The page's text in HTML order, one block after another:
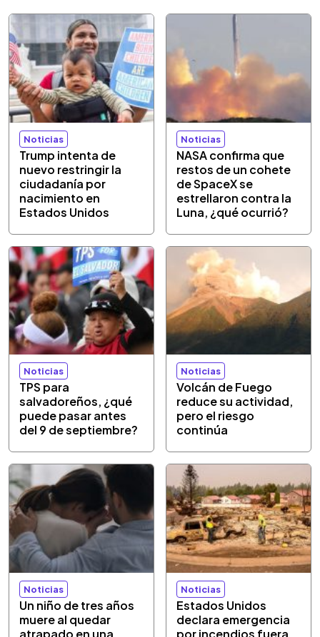
Noticias
Trump intenta de
nuevo restringir la
ciudadanía por
nacimiento en
Estados Unidos
Noticias
NASA confirma que
restos de un cohete
de SpaceX se
estrellaron contra la
Luna, ¿qué ocurrió?
Noticias
TPS para
salvadoreños, ¿qué
puede pasar antes
del 9 de septiembre?
Noticias
Volcán de Fuego
reduce su actividad,
pero el riesgo
continúa
Noticias
Un niño de tres años
muere al quedar
atrapado en una
Noticias
Estados Unidos
declara emergencia
por incendios fuera